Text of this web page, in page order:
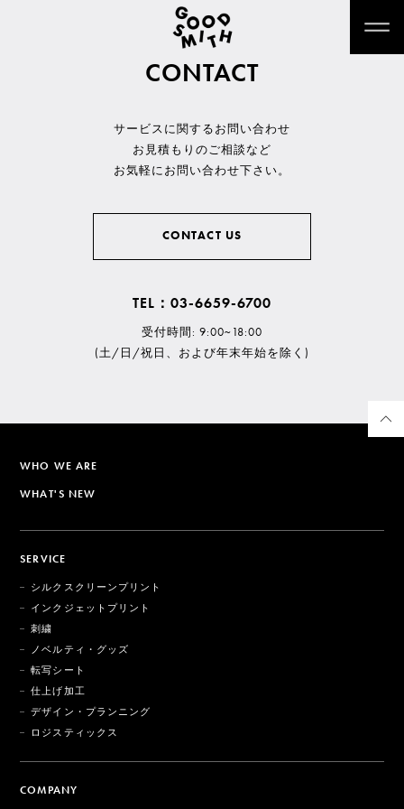
CONTACT
サービスに関するお問い合わせ
お見積もりのご相談など
お気軽にお問い合わせ下さい。
CONTACT US
TEL：03-6659-6700
受付時間: 9:00~18:00
(土/日/祝日、および年末年始を除く)
WHO WE ARE
WHAT'S NEW
SERVICE
シルクスクリーンプリント
インクジェットプリント
刺繍
ノベルティ・グッズ
転写シート
仕上げ加工
デザイン・プランニング
ロジスティックス
COMPANY